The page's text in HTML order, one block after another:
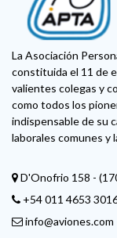
La Asociación
constituida el 11 de
valientes colegas y
como todos los
indispensable de su
laborales comunes y
D'Onofrio 158 -
+54 011 4653
info@aviones.com